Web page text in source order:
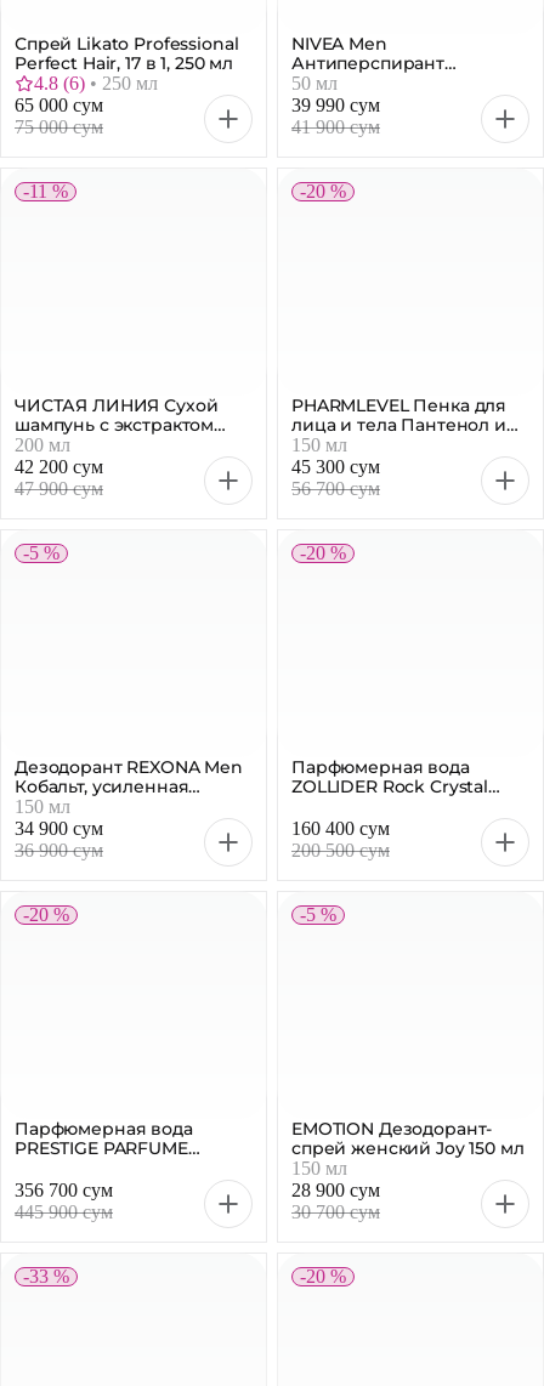
Спрей Likato Professional
Perfect Hair, 17 в 1, 250 мл
4.8 (6) • 250 мл
65 000 сум
75 000 сум
NIVEA Men
Антиперспирант
роликовый Ultra Carbon,
50 мл
50 мл
39 990 сум
41 900 сум
-11 %
ЧИСТАЯ ЛИНИЯ Сухой
шампунь с экстрактом
хлопка, 200 мл
200 мл
42 200 сум
47 900 сум
-20 %
PHARMLEVEL Пенка для
лица и тела Пантенол и
ментол, 150 мл
150 мл
45 300 сум
56 700 сум
-5 %
Дезодорант REXONA Men
Кобальт, усиленная
защита 72 часа
150 мл
34 900 сум
36 900 сум
-20 %
Парфюмерная вода
ZOLLIDER Rock Crystal
160 400 сум
200 500 сум
-20 %
Парфюмерная вода
PRESTIGE PARFUME
мл
356 700 сум
445 900 сум
-5 %
EMOTION Дезодорант-
спрей женский Joy 150 мл
150 мл
28 900 сум
30 700 сум
-33 % -20 %